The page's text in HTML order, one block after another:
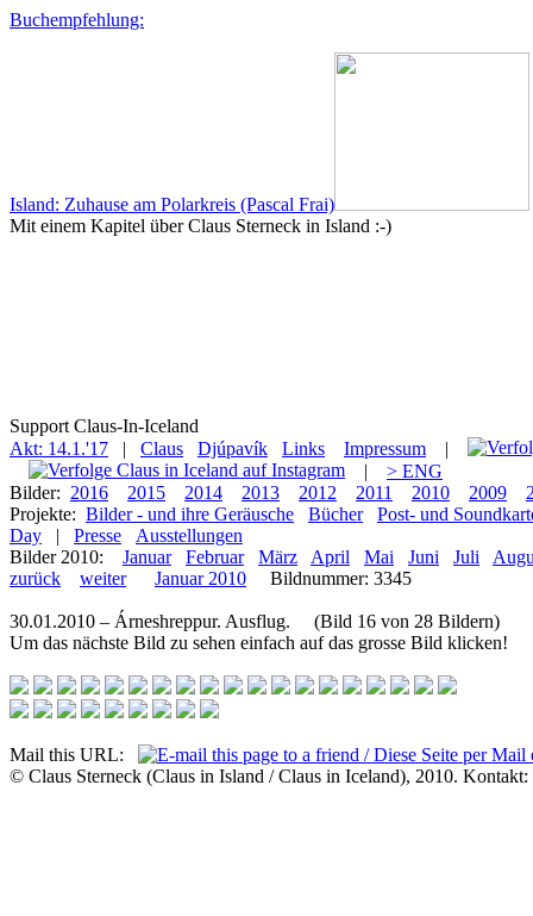
Buchempfehlung:
Island: Zuhause am Polarkreis (Pascal Frai)
Mit einem Kapitel über Claus Sterneck in Island :-)
Support Claus-In-Iceland
Akt: 14.1.'17
| Claus Djúpavík Links Impressum
|
|
> ENG
Bilder: 2016 2015 2014 2013 2012 2011 2010 2009
Projekte: Bilder - und ihre Geräusche Bücher
Post- und
Day
| Presse
Ausstellungen
Bilder 2010:
Januar Februar März April Mai Juni Juli
zurück
weiter Januar 2010 Bildnummer: 3345
30.01.2010 – Árneshreppur. Ausflug. (Bild 16 von 28 Bildern)
Um das nächste Bild zu sehen einfach auf das grosse Bild klicken!
Mail this URL:
© Claus Sterneck (Claus in Island / Claus in Iceland), 2010. Kontakt: